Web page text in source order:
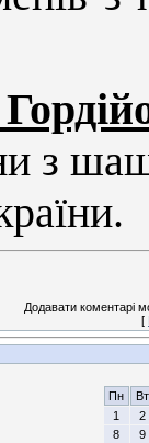
з
Додавати коментарі
[
Пн
Вт
1
2
8
9